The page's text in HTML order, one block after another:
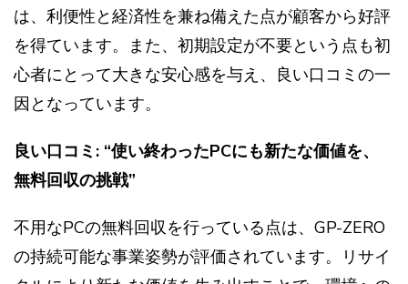
は、利便性と経済性を兼ね備えた点が顧客から好評
を得ています。また、初期設定が不要という点も初
心者にとって大きな安心感を与え、良い口コミの一
因となっています。
良い口コミ: “使い終わったPCにも新たな価値を、
無料回収の挑戦”
不用なPCの無料回収を行っている点は、GP-ZERO
の持続可能な事業姿勢が評価されています。リサイ